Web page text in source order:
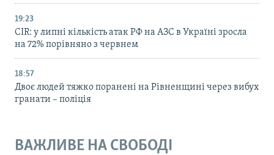
19:23
CIR: у липні кількість атак РФ на АЗС в Україні зросла
на 72% порівняно з червнем
18:57
Двоє людей тяжко поранені на Рівненщині через вибух
гранати – поліція
ВАЖЛИВЕ НА СВОБОДІ